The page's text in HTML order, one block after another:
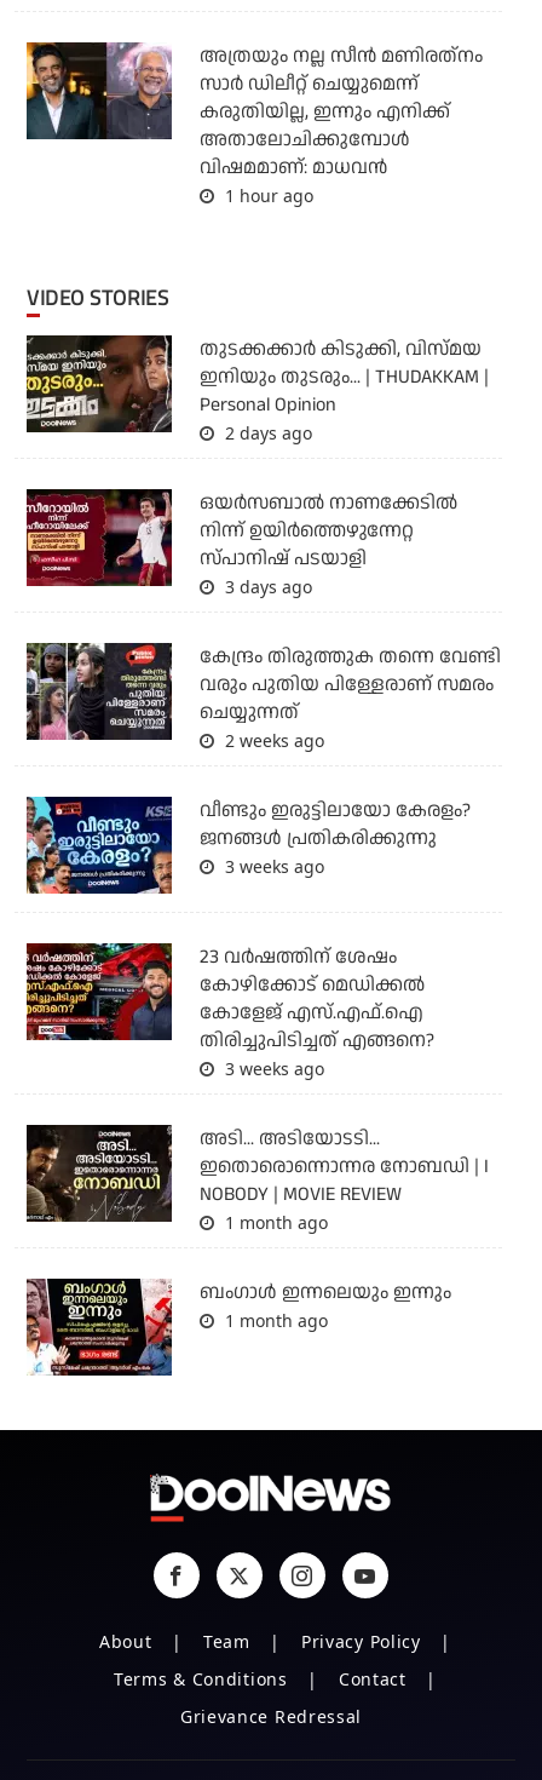
അത്രയും നല്ല സീന്‍ മണിരത്‌നം
സാര്‍ ഡിലീറ്റ് ചെയ്യുമെന്ന്
കരുതിയില്ല, ഇന്നും എനിക്ക്
അതാലോചിക്കുമ്പോള്‍
വിഷമമാണ്: മാധവന്‍
1 hour ago
VIDEO STORIES
തുടക്കക്കാര്‍ കിടുക്കി, വിസ്മയ
ഇനിയും തുടരും... | THUDAKKAM |
Personal Opinion
2 days ago
ഒയര്‍സബാൽ നാണക്കേടിൽ
നിന്ന് ഉയിർത്തെഴുന്നേറ്റ
സ്പാനിഷ് പടയാളി
3 days ago
കേന്ദ്രം തിരുത്തുക തന്നെ വേണ്ടി
വരും പുതിയ പിള്ളേരാണ് സമരം
ചെയ്യുന്നത്
2 weeks ago
വീണ്ടും ഇരുട്ടിലായോ കേരളം?
ജനങ്ങൾ പ്രതികരിക്കുന്നു
3 weeks ago
23 വർഷത്തിന് ശേഷം
കോഴിക്കോട് മെഡിക്കൽ
കോളേജ് എസ്.എഫ്.ഐ
തിരിച്ചുപിടിച്ചത് എങ്ങനെ?
3 weeks ago
അടി... അടിയോടടി...
ഇതൊരൊന്നൊന്നര നോബഡി | I
NOBODY | MOVIE REVIEW
1 month ago
ബംഗാള്‍ ഇന്നലെയും ഇന്നും
1 month ago
About Team
Privacy Policy
Terms & Conditions
Contact
Grievance Redressal